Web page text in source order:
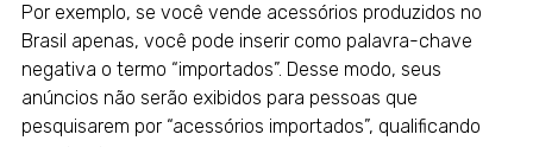
Por exemplo, se você vende acessórios produzidos no
Brasil apenas, você pode inserir como palavra-chave
negativa o termo “importados”. Desse modo, seus
anúncios não serão exibidos para pessoas que
pesquisarem por “acessórios importados”, qualificando